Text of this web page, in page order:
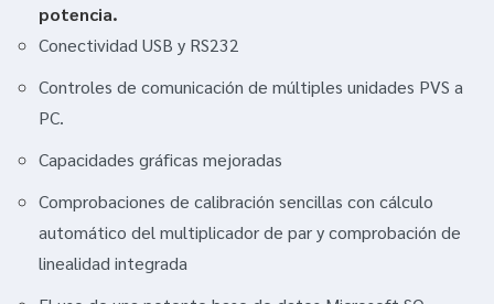
potencia.
Conectividad USB y RS232
Controles de comunicación de múltiples unidades PVS a
PC.
Capacidades gráficas mejoradas
Comprobaciones de calibración sencillas con cálculo
automático del multiplicador de par y comprobación de
linealidad integrada